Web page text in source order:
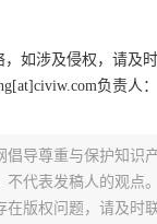
，如涉及侵权，请及
负责人：
倡导尊重与保护知
不代表发稿人的观点
版权问题，请及时